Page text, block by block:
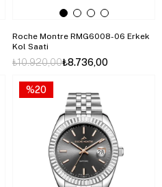
Roche Montre RMG6008-06 Erkek
Kol Saati
₺8.736,00
₺10.920,00
%20